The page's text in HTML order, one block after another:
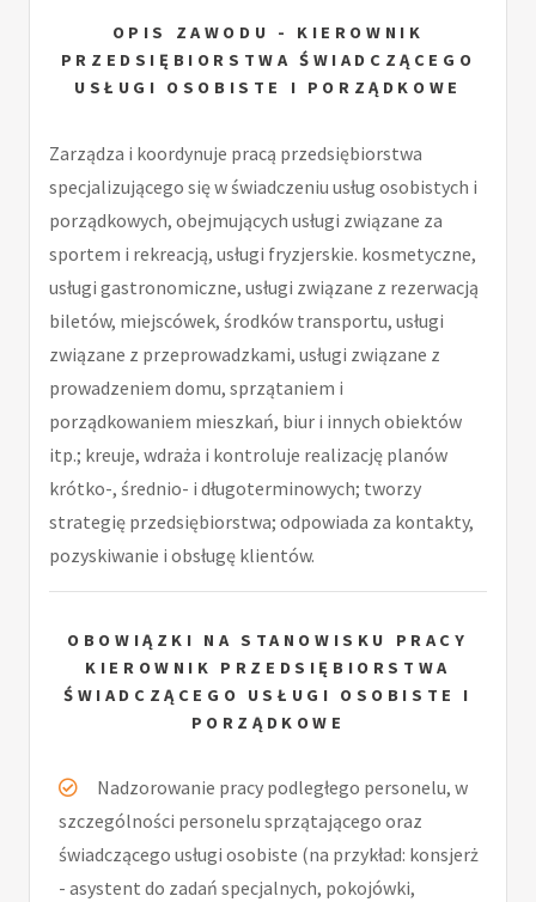
OPIS ZAWODU - KIEROWNIK
PRZEDSIĘBIORSTWA ŚWIADCZĄCEGO
USŁUGI OSOBISTE I PORZĄDKOWE
Zarządza i koordynuje pracą przedsiębiorstwa
specjalizującego się w świadczeniu usług osobistych i
porządkowych, obejmujących usługi związane za
sportem i rekreacją, usługi fryzjerskie. kosmetyczne,
usługi gastronomiczne, usługi związane z rezerwacją
biletów, miejscówek, środków transportu, usługi
związane z przeprowadzkami, usługi związane z
prowadzeniem domu, sprzątaniem i
porządkowaniem mieszkań, biur i innych obiektów
itp.; kreuje, wdraża i kontroluje realizację planów
krótko-, średnio- i długoterminowych; tworzy
strategię przedsiębiorstwa; odpowiada za kontakty,
pozyskiwanie i obsługę klientów.
OBOWIĄZKI NA STANOWISKU PRACY
KIEROWNIK PRZEDSIĘBIORSTWA
ŚWIADCZĄCEGO USŁUGI OSOBISTE I
PORZĄDKOWE
Nadzorowanie pracy podległego personelu, w
szczególności personelu sprzątającego oraz
świadczącego usługi osobiste (na przykład: konsjerż
- asystent do zadań specjalnych, pokojówki,